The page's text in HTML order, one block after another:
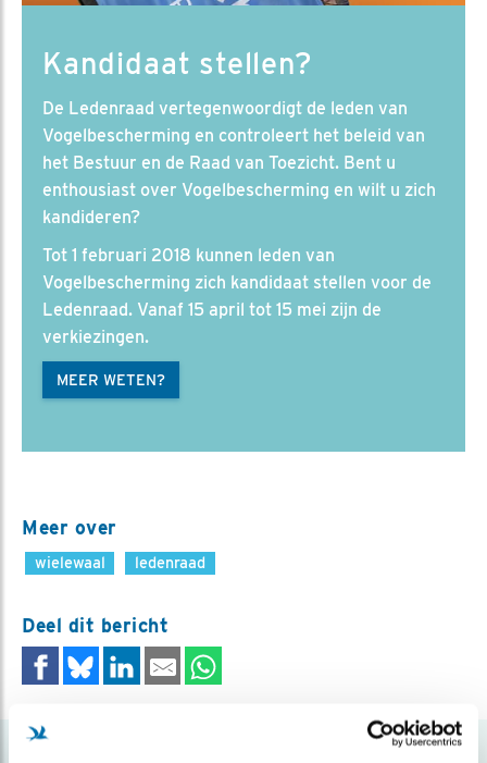
Kandidaat stellen?
De Ledenraad vertegenwoordigt de leden van
Vogelbescherming en controleert het beleid van
het Bestuur en de Raad van Toezicht. Bent u
enthousiast over Vogelbescherming en wilt u zich
kandideren?
Tot 1 februari 2018 kunnen leden van
Vogelbescherming zich kandidaat stellen voor de
Ledenraad. Vanaf 15 april tot 15 mei zijn de
verkiezingen.
MEER WETEN?
Meer over
wielewaal ledenraad
Deel dit bericht